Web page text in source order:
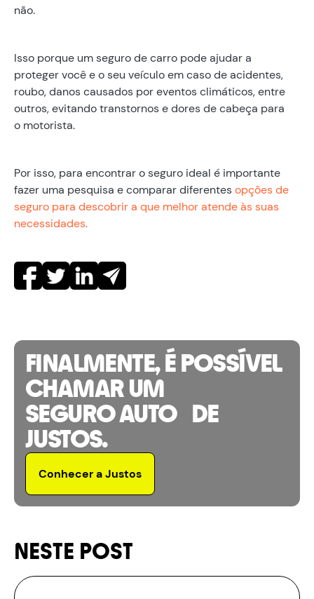
não.
Isso porque um seguro de carro pode ajudar a
proteger você e o seu veículo em caso de acidentes,
roubo, danos causados por eventos climáticos, entre
outros, evitando transtornos e dores de cabeça para
o motorista.
Por isso, para encontrar o seguro ideal é importante
fazer uma pesquisa e comparar diferentesopções de
seguro para descobrir a que melhor atende às suas
necessidades.
FINALMENTE, É POSSÍVEL
CHAMAR UM
SEGURO AUTO DE
JUSTOS.
Conhecer a Justos
NESTE POST